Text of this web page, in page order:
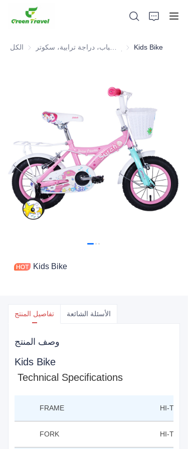
الكل Kids Bike
Kids Bike
تفاصيل المنتج الأسئلة الشائعة
وصف المنتج
Kids Bike
Technical Specifications
FRAME HI-TEN
FORK HI-TEN
الأخبار وقضايا التعاون
قواعد التصنيع والعمليات
يدعم